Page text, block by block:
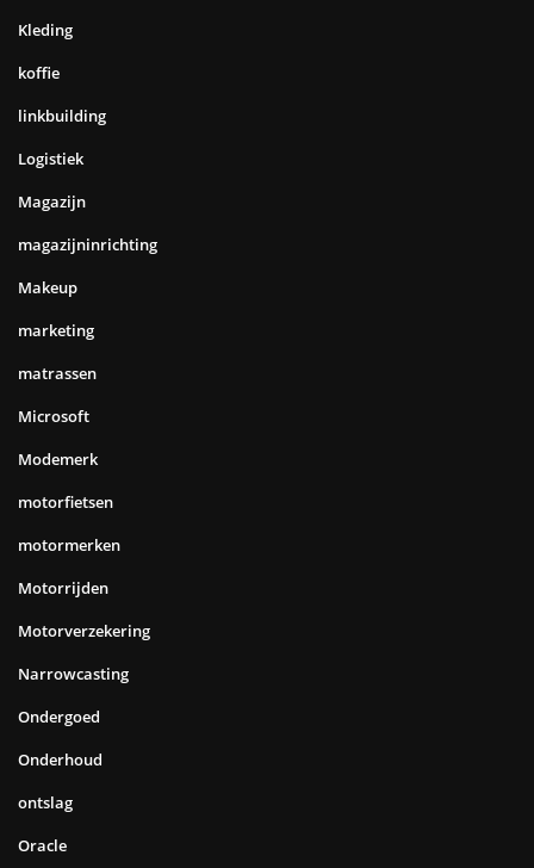
Kleding
koffie
linkbuilding
Logistiek
Magazijn
magazijninrichting
Makeup
marketing
matrassen
Microsoft
Modemerk
motorfietsen
motormerken
Motorrijden
Motorverzekering
Narrowcasting
Ondergoed
Onderhoud
ontslag
Oracle